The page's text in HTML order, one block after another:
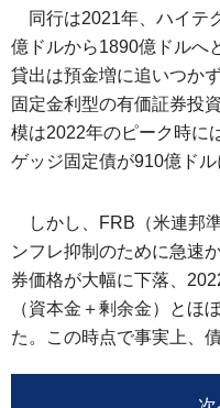
同行は2021年、ハイテ
億ドルから1890億ドルへ
貸出は預金増に追いつか
固定金利型の有価証券投
模は2022年のピーク時に
ゲッジ固定債が910億ドル
しかし、FRB（米連邦
ンフレ抑制のために急速
券価格が大幅に下落、
（資本金＋剰余金）とほ
た。この時点で事実上、